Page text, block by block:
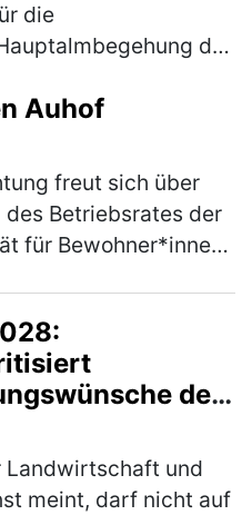
die
des
den
Auhof
freut sich über
Betriebsrates der
für Bewohner*innen
der
Landwirtschaft und
meint, darf nicht auf